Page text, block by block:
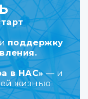
и поддержку
в НАС»— и
жизнью